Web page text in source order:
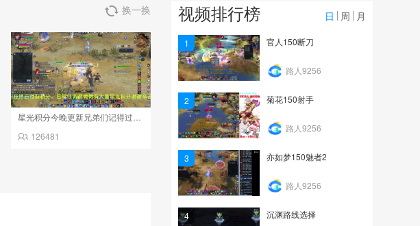
星光积分今晚更新兄弟们
记得过12点领取喔 第5段
1
星光积分今晚更新兄弟们
换一换
126481
视频排行榜 日 周 月
1 官人150断刀
路人9256
2 菊花150射手
路人9256
3 亦如梦150魅者2
路人9256
4 沉渊路线选择